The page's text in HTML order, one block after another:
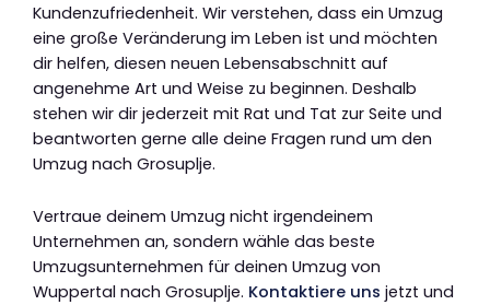
Kundenzufriedenheit. Wir verstehen, dass ein Umzug
eine große Veränderung im Leben ist und möchten
dir helfen, diesen neuen Lebensabschnitt auf
angenehme Art und Weise zu beginnen. Deshalb
stehen wir dir jederzeit mit Rat und Tat zur Seite und
beantworten gerne alle deine Fragen rund um den
Umzug nach Grosuplje.
Vertraue deinem Umzug nicht irgendeinem
Unternehmen an, sondern wähle das beste
Umzugsunternehmen für deinen Umzug von
Wuppertal nach Grosuplje. Kontaktiere uns jetzt und